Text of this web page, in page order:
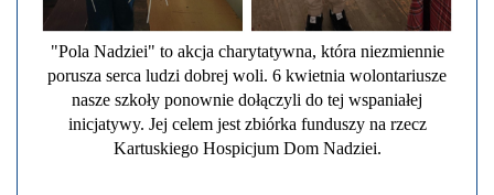
"Pola Nadziei" to akcja charytatywna, która niezmiennie
porusza serca ludzi dobrej woli. 6 kwietnia wolontariusze
nasze szkoły ponownie dołączyli do tej wspaniałej
inicjatywy. Jej celem jest zbiórka funduszy na rzecz
Kartuskiego Hospicjum Dom Nadziei.